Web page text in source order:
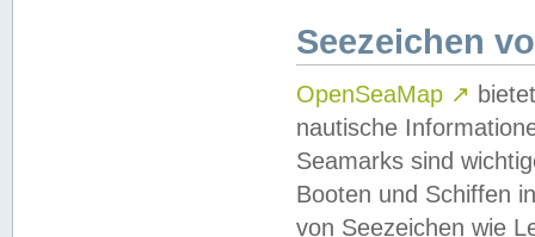
Seezeichen
OpenSeaMap ↗
nautische
Seamarks sind
Booten und Schiffen
von Seezeichen wie